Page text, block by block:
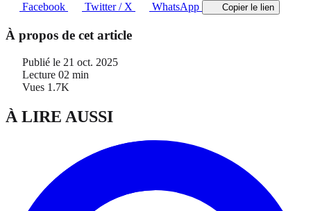
Facebook Twitter / X WhatsApp Copier le lien
À propos de cet article
Publié le 21 oct. 2025
Lecture 02 min
Vues 1.7K
À LIRE AUSSI